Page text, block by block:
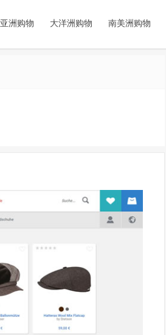
亚洲购物 大洋洲购物 南美洲购物